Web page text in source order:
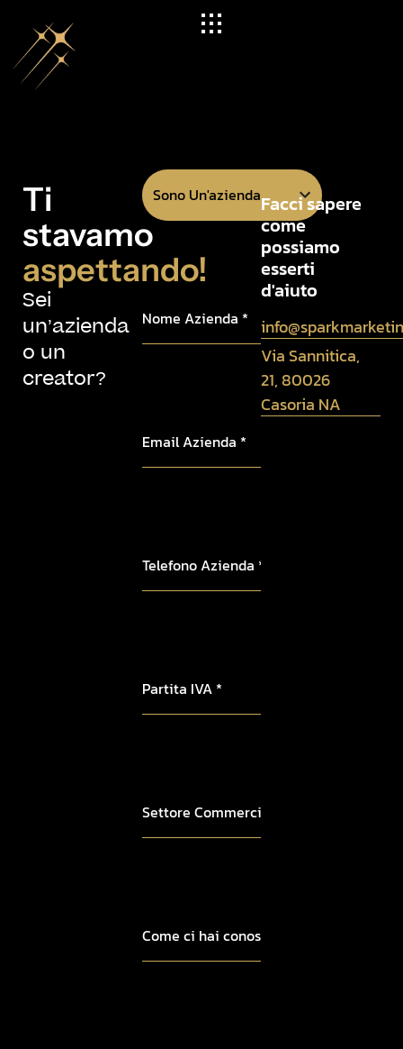
Ti
stavamo
aspettando!
Sei
un’azienda
o un
creator?
Facci sapere
come
possiamo
esserti
d'aiuto
Via Sannitica,
21, 80026
Casoria NA